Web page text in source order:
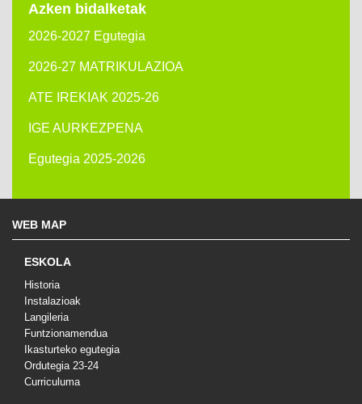
Azken bidalketak
2026-2027 Egutegia
2026-27 MATRIKULAZIOA
ATE IREKIAK 2025-26
IGE AURKEZPENA
Egutegia 2025-2026
WEB MAP
ESKOLA
Historia
Instalazioak
Langileria
Funtzionamendua
Ikasturteko egutegia
Ordutegia 23-24
Curriculuma